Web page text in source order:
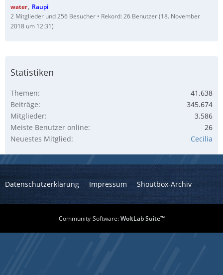
water Raupi
2 Mitglieder und 256 Besucher
Rekord: 26 Benutzer (18. November
2018 um 12:31)
Statistiken
Themen
41.638
Beiträge
345.674
Mitglieder
3.586
Meiste Benutzer online
26
Neuestes Mitglied
Cecilia
Datenschutzerklärung Impressum Shoutbox-Archiv
Community-Software:WoltLab Suite™